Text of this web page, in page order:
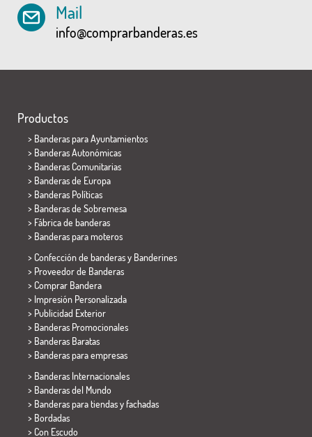
Mail
info@comprarbanderas.es
Productos
> Banderas para Ayuntamientos
> Banderas Autonómicas
> Banderas Comunitarias
> Banderas de Europa
> Banderas Políticas
> Banderas de Sobremesa
> Fábrica de banderas
> Banderas para moteros
> Confección de banderas y Banderines
> Proveedor de Banderas
> Comprar Bandera
> Impresión Personalizada
> Publicidad Exterior
> Banderas Promocionales
> Banderas Baratas
> Banderas para empresas
> Banderas Internacionales
> Banderas del Mundo
> Banderas para tiendas y fachadas
> Bordadas
> Con Escudo